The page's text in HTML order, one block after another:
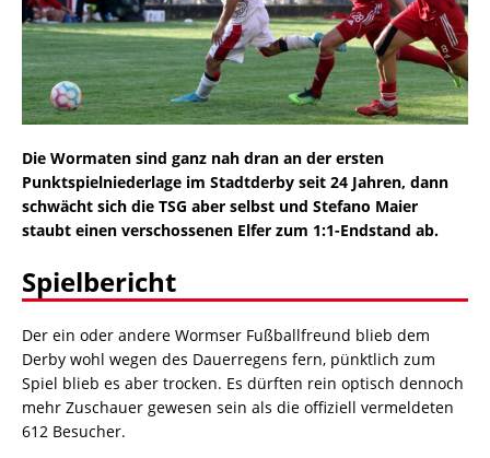
Die Wormaten sind ganz nah dran an der ersten
Punktspielniederlage im Stadtderby seit 24 Jahren, dann
schwächt sich die TSG aber selbst und Stefano Maier
staubt einen verschossenen Elfer zum 1:1-Endstand ab.
Spielbericht
Der ein oder andere Wormser Fußballfreund blieb dem
Derby wohl wegen des Dauerregens fern, pünktlich zum
Spiel blieb es aber trocken. Es dürften rein optisch dennoch
mehr Zuschauer gewesen sein als die offiziell vermeldeten
612 Besucher.